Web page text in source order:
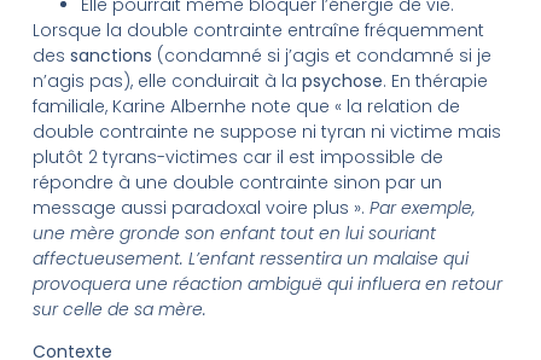
Lorsque la double contrainte entraîne fréquemment
des sanctions (condamné si j’agis et condamné si je
n’agis pas), elle conduirait à la psychose. En thérapie
familiale, Karine Albernhe note que « la relation de
double contrainte ne suppose ni tyran ni victime mais
plutôt 2 tyrans-victimes car il est impossible de
répondre à une double contrainte sinon par un
message aussi paradoxal voire plus ». Par exemple,
une mère gronde son enfant tout en lui souriant
affectueusement. L’enfant ressentira un malaise qui
provoquera une réaction ambiguë qui influera en retour
sur celle de sa mère.
Contexte